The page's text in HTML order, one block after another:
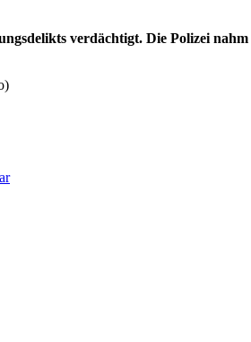
verdächtigt. Die Polizei
nach